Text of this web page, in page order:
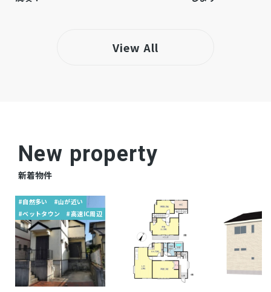
プードレッサー、洗浄便座、浴室乾燥機、モニ
台、電子ドアスマートキー、鉄筋コンクリート
べた基礎・基礎パッキン仕様、外壁サイディン
栓
備考
◇消費税、外構費、建築確認費用、水道負担金
すべて込み ◇住宅瑕疵担保責任保険加入済
取引態様 仲介
View All
New property
新着物件
#自然多い
#山が近い
#ベットタウン
#高速IC周辺